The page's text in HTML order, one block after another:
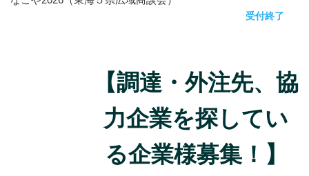
企画・創業支援チーム
市町等創業支援機関担当者支援事業
静岡県内大学発ベンチャー支援協議会
大学等の研究シーズと県内企業のマッチング促進事業
地域創生起業支援事業(創業者向け補助金)
受付終了
【調達・外注先、協
力企業を探してい
る企業様募集！】